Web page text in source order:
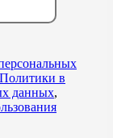
Политики в
данных,